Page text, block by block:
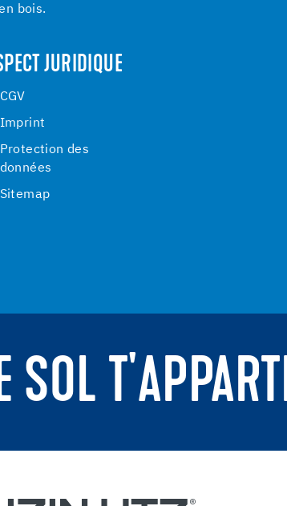
bois.
JURIDIQUE
CGV
Imprint
Protection des
données
Sitemap
SOL